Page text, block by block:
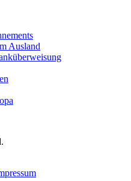
Ausland